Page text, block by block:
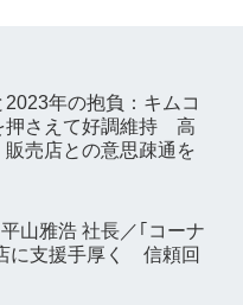
2023年の抱負：キムコ
押さえて好調維持 高
売店との意思疎通を
山雅浩 社長／｢コーナ
に支援手厚く 信頼回